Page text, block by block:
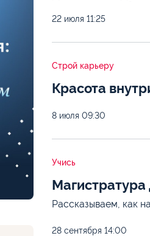
22 июля 11:25
Строй карьеру
Красота
8 июля 09:30
Учись
Рассказываем, как
28 сентября 14:00